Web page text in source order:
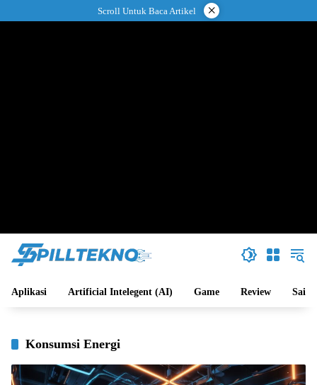
ke
Scroll Untuk Baca Artikel ×
Aplikasi Artificial Intelegent (AI) Game Review Sains
Konsumsi Energi